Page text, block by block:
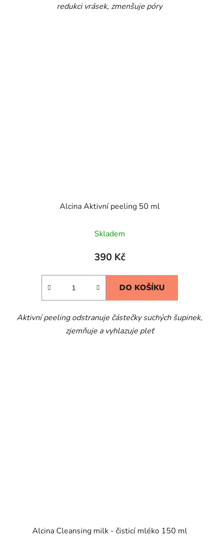
redukci vrásek, zmenšuje póry
Alcina Aktivní peeling 50 ml
Skladem
390 Kč
DO KOŠÍKU
Aktivní peeling odstranuje částečky suchých šupinek,
zjemňuje a vyhlazuje pleť
Alcina Cleansing milk - čisticí mléko 150 ml